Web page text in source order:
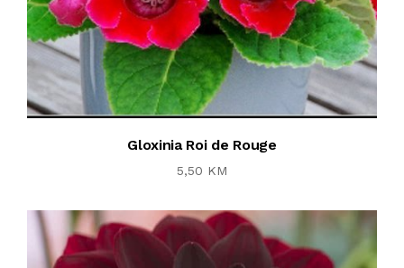
Gloxinia Roi de Rouge
5,50 KM